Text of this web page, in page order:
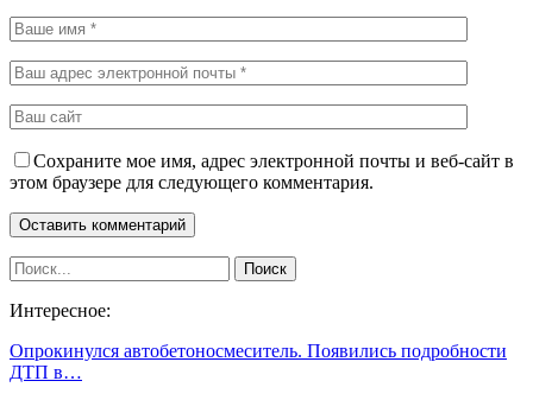
Сохраните мое имя, адрес электронной почты и веб-сайт в
этом браузере для следующего комментария.
Интересное:
Опрокинулся автобетоносмеситель. Появились подробности
ДТП в…